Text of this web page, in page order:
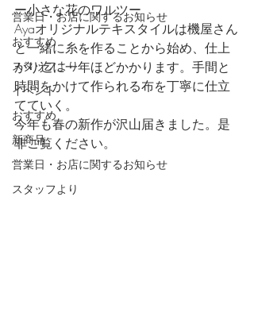
営業日・お店に関するお知らせ
おすすめ
スタッフより
イベント
おすすめ
新商品
営業日・お店に関するお知らせ
スタッフより
ー小さな花のワルツー
Ayaオリジナルテキスタイルは機屋さん
と一緒に糸を作ることから始め、仕上
がり迄に一年ほどかかります。手間と
時間をかけて作られる布を丁寧に仕立
てていく。
今年も春の新作が沢山届きました。是
非ご覧ください。